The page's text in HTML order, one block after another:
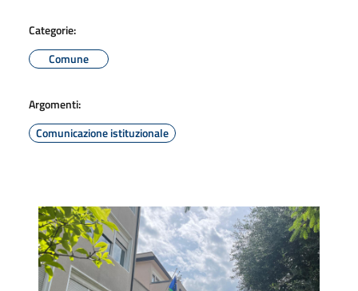
Categorie:
Comune
Argomenti:
Comunicazione istituzionale